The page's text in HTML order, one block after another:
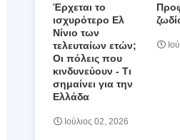
Έρχεται το
ισχυρότερο Ελ
Νίνιο των
τελευταίων ετών;
Οι πόλεις που
κινδυνεύουν ‑ Τι
σημαίνει για την
Ελλάδα
Ιούλιος 02, 2026